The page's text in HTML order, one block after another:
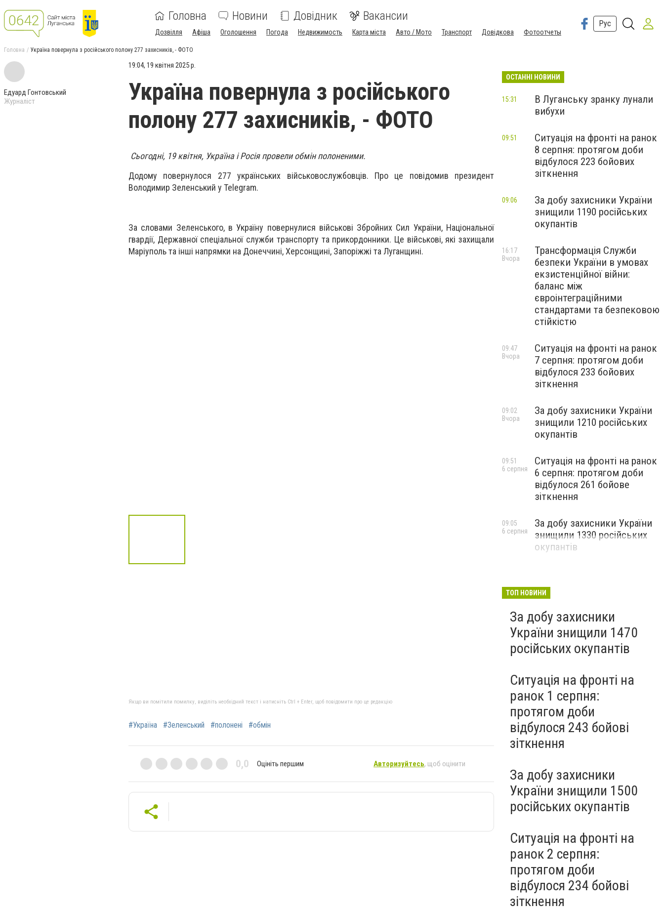
Головна Новини Довідник Вакансии
Дозвілля Афіша Оголошення Погода Недвижимость Карта міста Авто / Мото Транспорт Довідкова Фотоотчеты
Рус
Головна Україна повернула з російського полону 277 захисників, - ФОТО
Едуард Гонтовський
Журналіст
19:04, 19 квітня 2025 р.
Україна повернула з російського
полону 277 захисників, - ФОТО
Сьогодні, 19 квітня, Україна і Росія провели обмін полоненими.
Додому повернулося 277 українських військовослужбовців. Про це повідомив президент
Володимир Зеленський у Telegram.
За словами Зеленського, в Україну повернулися військові Збройних Сил України, Національної
гвардії, Державної спеціальної служби транспорту та прикордонники. Це військові, які захищали
Маріуполь та інші напрямки на Донеччині, Херсонщині, Запоріжжі та Луганщині.
Якщо ви помітили помилку, виділіть необхідний текст і натисніть Ctrl + Enter, щоб повідомити про це редакцію
#Україна #Зеленський #полонені #обмін
0,0 Оцініть першим Авторизуйтесь, щоб оцінити
ОСТАННІ НОВИНИ
В Луганську зранку лунали
вибухи
15:31
Ситуація на фронті на ранок
8 серпня: протягом доби
відбулося 223 бойових
зіткнення
09:51
За добу захисники України
знищили 1190 російських
окупантів
09:06
Трансформація Служби
безпеки України в умовах
екзистенційної війни:
баланс між
євроінтеграційними
стандартами та безпековою
стійкістю
16:17
Вчора
Ситуація на фронті на ранок
7 серпня: протягом доби
відбулося 233 бойових
зіткнення
09:47
Вчора
За добу захисники України
знищили 1210 російських
окупантів
09:02
Вчора
Ситуація на фронті на ранок
6 серпня: протягом доби
відбулося 261 бойове
зіткнення
09:51
6 серпня
За добу захисники України
знищили 1330 російських
окупантів
09:05
6 серпня
ТОП НОВИНИ
За добу захисники
України знищили 1470
російських окупантів
Ситуація на фронті на
ранок 1 серпня:
протягом доби
відбулося 243 бойові
зіткнення
За добу захисники
України знищили 1500
російських окупантів
Ситуація на фронті на
ранок 2 серпня:
протягом доби
відбулося 234 бойові
зіткнення